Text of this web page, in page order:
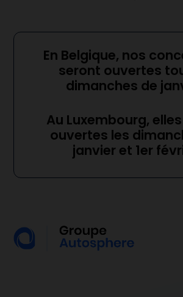
En Belgique, nos
seront ouvertes
dimanches de
Au Luxembourg,
ouvertes les
janvier et 1er